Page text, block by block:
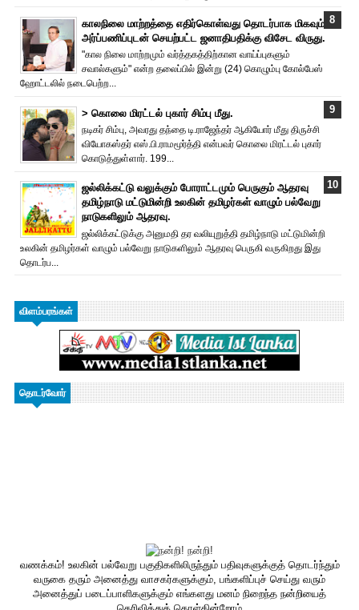
காலநிலை மாற்றத்தை எதிர்கொள்வது தொடர்பாக மிகவும்
அர்ப்பணிப்புடன் செயற்பட்ட ஜனாதிபதிக்கு விசேட விருது.
"கால நிலை மாற்றமும் வர்த்தகத்திற்கான வாய்ப்புகளும்
சவால்களும்" என்ற தலைப்பில் இன்று (24) கொழும்பு கோல்பேஸ்
ஹோட்டலில் நடைபெற்ற...
> கொலை மிரட்டல் புகார் சிம்பு மீது.
நடிகர் சிம்பு, அவரது தந்தை டி.ராஜேந்தர் ஆகியோர் மீது திருச்சி
வியோகஸ்தர் எஸ்.பி.ராமமூர்த்தி என்பவர் கொலை மிரட்டல் புகார்
கொடுத்துள்ளார். 199...
ஜல்லிக்கட்டு வலுக்கும் போராட்டமும் பெருகும் ஆதரவு
தமிழ்நாடு மட்டுமின்றி உலகின் தமிழர்கள் வாழும் பல்வேறு
நாடுகளிலும் ஆதரவு.
ஜல்லிக்கட்டுக்கு அனுமதி தர வலியுறுத்தி தமிழ்நாடு மட்டுமின்றி
உலகின் தமிழர்கள் வாழும் பல்வேறு நாடுகளிலும் ஆதரவு பெருகி வருகிறது இது
தொடர்ப...
விளம்பரங்கள்
தொடர்வோர்
வணக்கம்! உலகின் பல்வேறு பகுதிகளிலிருந்தும் பதிவுகளுக்குத் தொடர்ந்தும்
வருகை தரும் அனைத்து வாசகர்களுக்கும், பங்களிப்புச் செய்து வரும்
அனைத்துப் படைப்பாளிகளுக்கும் எங்களது மனம் நிறைந்த நன்றியைத்